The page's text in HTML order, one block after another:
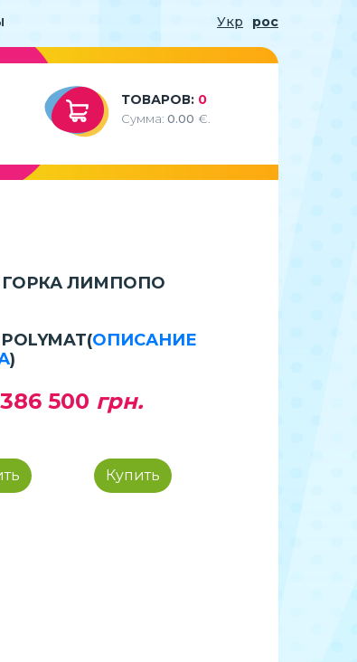
Укр рос
ТОВАРОВ: 0
Сумма:0.00 €.
ЛИМПОПО
(ОПИСАНИЕ
)
386 500 грн.
Купить